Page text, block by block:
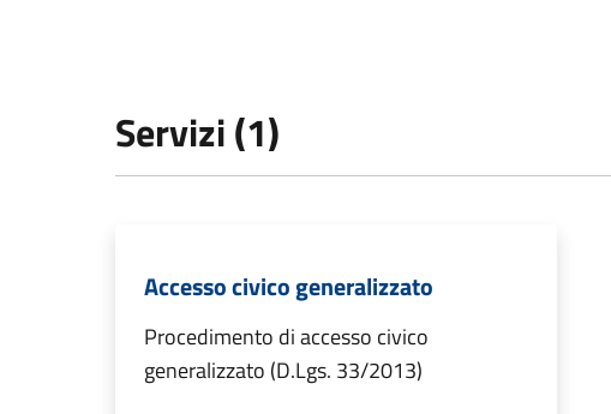
Servizi (1)
Accesso civico generalizzato
Procedimento di accesso civico
generalizzato (D.Lgs. 33/2013)